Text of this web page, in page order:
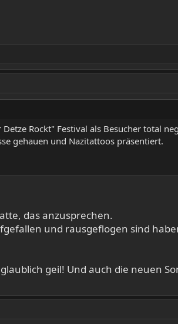
Rockt" Festival als Besucher total
gehauen und Nazitattoos präsentiert.
das anzusprechen.
und rausgeflogen sind
geil! Und auch die neuen